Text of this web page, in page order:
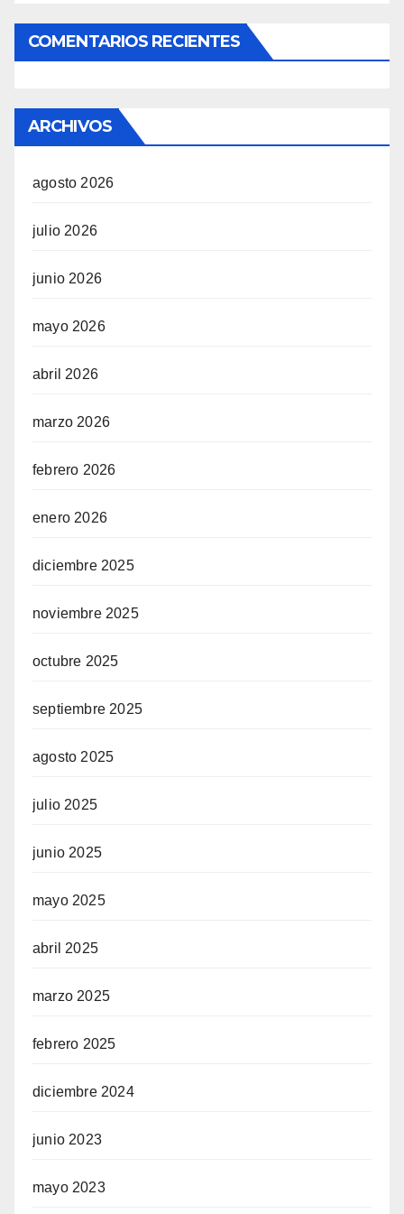
COMENTARIOS RECIENTES
ARCHIVOS
agosto 2026
julio 2026
junio 2026
mayo 2026
abril 2026
marzo 2026
febrero 2026
enero 2026
diciembre 2025
noviembre 2025
octubre 2025
septiembre 2025
agosto 2025
julio 2025
junio 2025
mayo 2025
abril 2025
marzo 2025
febrero 2025
diciembre 2024
junio 2023
mayo 2023